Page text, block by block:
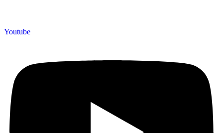
Youtube